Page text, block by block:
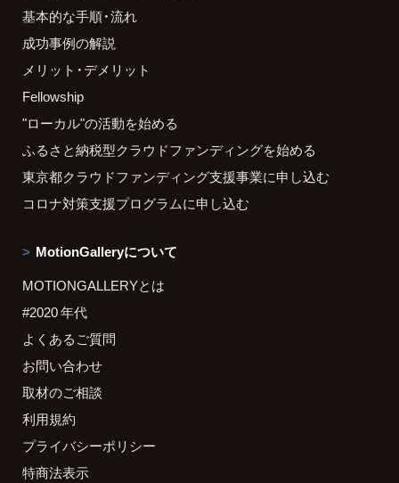
基本的な手順・流れ
成功事例の解説
メリット・デメリット
Fellowship
"ローカル"の活動を始める
ふるさと納税型クラウドファンディングを始める
東京都クラウドファンディング支援事業に申し込む
コロナ対策支援プログラムに申し込む
MotionGalleryについて
MOTIONGALLERYとは
#2020 年代
よくあるご質問
お問い合わせ
取材のご相談
利用規約
プライバシーポリシー
特商法表示